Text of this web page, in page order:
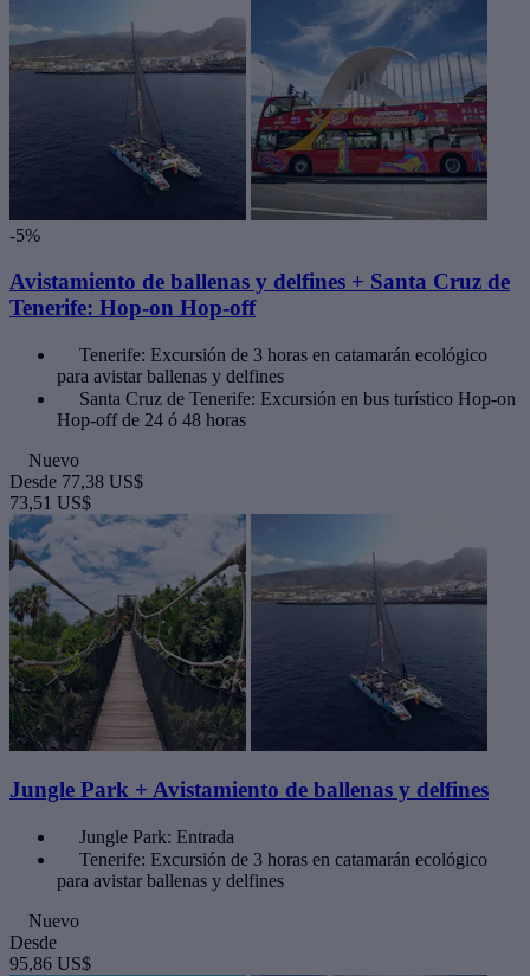
-5%
Avistamiento de ballenas y delfines + Santa Cruz de
Tenerife: Hop-on Hop-off
Tenerife: Excursión de 3 horas en catamarán ecológico
para avistar ballenas y delfines
Santa Cruz de Tenerife: Excursión en bus turístico Hop-on
Hop-off de 24 ó 48 horas
Nuevo
Desde 77,38 US$
73,51 US$
Jungle Park + Avistamiento de ballenas y delfines
Jungle Park: Entrada
Tenerife: Excursión de 3 horas en catamarán ecológico
para avistar ballenas y delfines
Nuevo
Desde
95,86 US$